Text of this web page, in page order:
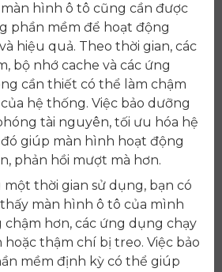
hình ô tô cũng cần được
phần mềm để hoạt động
hiệu quả. Theo thời gian, các
bộ nhớ cache và các ứng
cần thiết có thể làm chậm
hệ thống. Việc bảo dưỡng
tài nguyên, tối ưu hóa hệ
giúp màn hình hoạt động
phản hồi mượt mà hơn.
một thời gian sử dụng, bạn có
màn hình ô tô của mình
chậm hơn, các ứng dụng chạy
hoặc thậm chí bị treo. Việc bảo
mềm định kỳ có thể giúp